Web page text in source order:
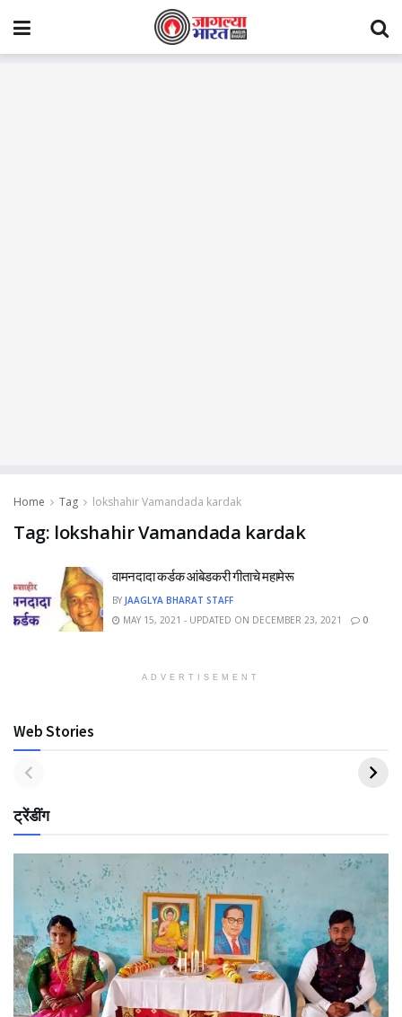
Home Tag lokshahir Vamandada kardak
Tag: lokshahir Vamandada kardak
वामनदादा कर्डक आंबेडकरी गीताचे महामेरू
BY JAAGLYA BHARAT STAFF
MAY 15, 2021 - UPDATED ON DECEMBER 23, 2021
0
ADVERTISEMENT
Web Stories
ट्रेंडींग